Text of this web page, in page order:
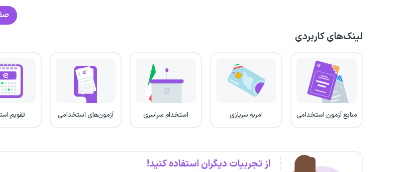
لینک‌های کاربردی
منابع آزمون استخدامی امریه سربازی استخدام سراسری آزمون‌های استخدامی تقویم
از تجربیات دیگران استفاده کنید!